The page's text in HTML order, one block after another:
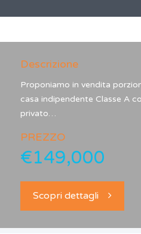
Descrizione
Proponiamo in vendita
casa indipendente Classe A
privato…
PREZZO
€149,000
Scopri dettagli